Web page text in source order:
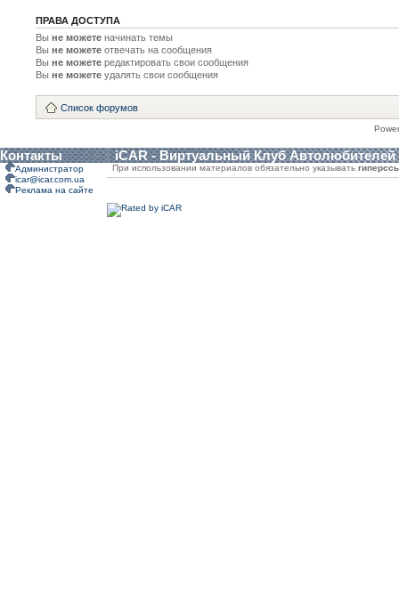
ПРАВА ДОСТУПА
Вы не можете начинать темы
Вы не можете отвечать на сообщения
Вы не можете редактировать свои сообщения
Вы не можете удалять свои сообщения
Список форумов
Контакты iCAR - Виртуальный Клуб Автолюбителей
Администратор
icar@icar.com.ua
Реклама на сайте
При использовании материалов обязательно указывать